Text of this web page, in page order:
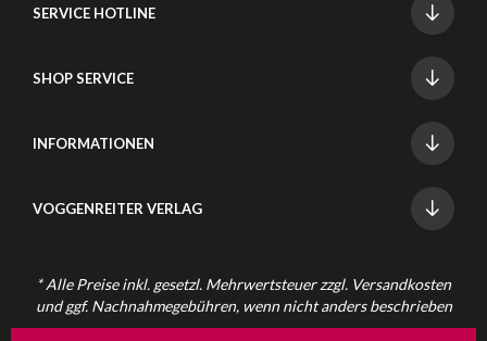
SERVICE HOTLINE
SHOP SERVICE
INFORMATIONEN
VOGGENREITER VERLAG
* Alle Preise inkl. gesetzl. Mehrwertsteuer zzgl. Versandkosten
und ggf. Nachnahmegebühren, wenn nicht anders beschrieben